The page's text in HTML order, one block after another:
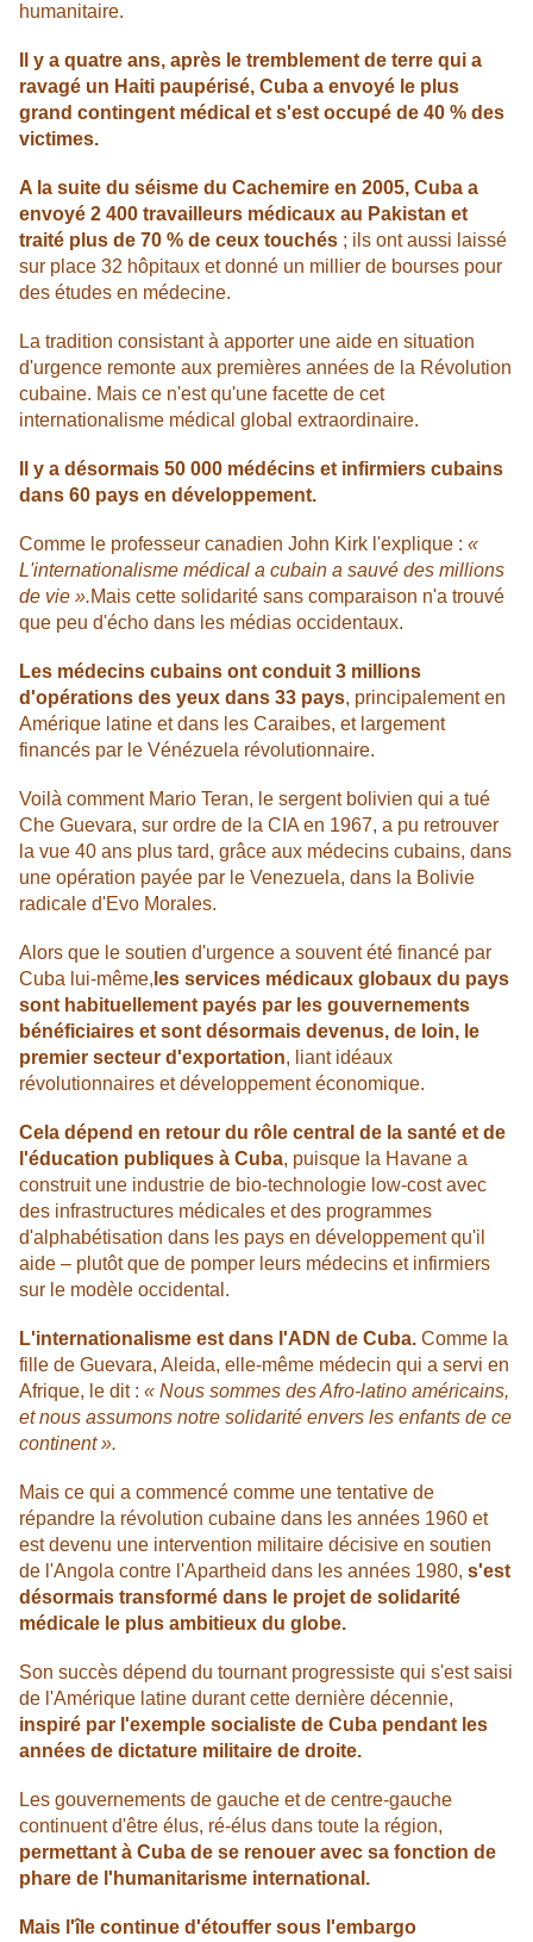
humanitaire.
Il y a quatre ans, après le tremblement de terre qui a
ravagé un Haiti paupérisé, Cuba a envoyé le plus
grand contingent médical et s'est occupé de 40 % des
victimes.
A la suite du séisme du Cachemire en 2005, Cuba a
envoyé 2 400 travailleurs médicaux au Pakistan et
traité plus de 70 % de ceux touchés ; ils ont aussi laissé
sur place 32 hôpitaux et donné un millier de bourses pour
des études en médecine.
La tradition consistant à apporter une aide en situation
d'urgence remonte aux premières années de la Révolution
cubaine. Mais ce n'est qu'une facette de cet
internationalisme médical global extraordinaire.
Il y a désormais 50 000 médécins et infirmiers cubains
dans 60 pays en développement.
Comme le professeur canadien John Kirk l'explique : «
L'internationalisme médical a cubain a sauvé des millions
de vie ».Mais cette solidarité sans comparaison n'a trouvé
que peu d'écho dans les médias occidentaux.
Les médecins cubains ont conduit 3 millions
d'opérations des yeux dans 33 pays, principalement en
Amérique latine et dans les Caraibes, et largement
financés par le Vénézuela révolutionnaire.
Voilà comment Mario Teran, le sergent bolivien qui a tué
Che Guevara, sur ordre de la CIA en 1967, a pu retrouver
la vue 40 ans plus tard, grâce aux médecins cubains, dans
une opération payée par le Venezuela, dans la Bolivie
radicale d'Evo Morales.
Alors que le soutien d'urgence a souvent été financé par
Cuba lui-même, les services médicaux globaux du pays
sont habituellement payés par les gouvernements
bénéficiaires et sont désormais devenus, de loin, le
premier secteur d'exportation, liant idéaux
révolutionnaires et développement économique.
Cela dépend en retour du rôle central de la santé et de
l'éducation publiques à Cuba, puisque la Havane a
construit une industrie de bio-technologie low-cost avec
des infrastructures médicales et des programmes
d'alphabétisation dans les pays en développement qu'il
aide – plutôt que de pomper leurs médecins et infirmiers
sur le modèle occidental.
L'internationalisme est dans l'ADN de Cuba. Comme la
fille de Guevara, Aleida, elle-même médecin qui a servi en
Afrique, le dit : « Nous sommes des Afro-latino américains,
et nous assumons notre solidarité envers les enfants de ce
continent ».
Mais ce qui a commencé comme une tentative de
répandre la révolution cubaine dans les années 1960 et
est devenu une intervention militaire décisive en soutien
de l'Angola contre l'Apartheid dans les années 1980, s'est
désormais transformé dans le projet de solidarité
médicale le plus ambitieux du globe.
Son succès dépend du tournant progressiste qui s'est saisi
de l'Amérique latine durant cette dernière décennie,
inspiré par l'exemple socialiste de Cuba pendant les
années de dictature militaire de droite.
Les gouvernements de gauche et de centre-gauche
continuent d'être élus, ré-élus dans toute la région,
permettant à Cuba de se renouer avec sa fonction de
phare de l'humanitarisme international.
Mais l'île continue d'étouffer sous l'embargo